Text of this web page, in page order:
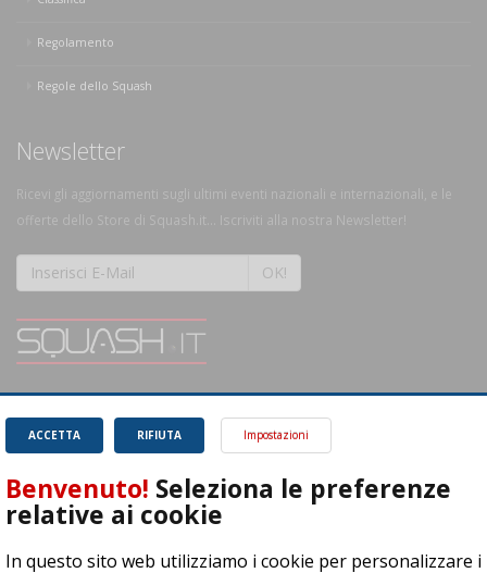
Regolamento
Regole dello Squash
Newsletter
Ricevi gli aggiornamenti sugli ultimi eventi nazionali e internazionali, e le
offerte dello Store di Squash.it... Iscriviti alla nostra Newsletter!
OK!
magnifico sport.
Leggi
RIFIUTA
ACCETTA Impostazioni
Benvenuto! Seleziona le preferenze
relative ai cookie
In questo sito web utilizziamo i cookie per personalizzare i
ASD Let's Sport - Via T. Olivelli 3, 25014 Castenedolo (BS) - P. Iva: